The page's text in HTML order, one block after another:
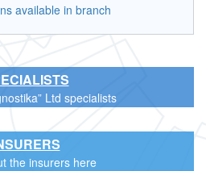
available in branch
Ltd specialists
the insurers here